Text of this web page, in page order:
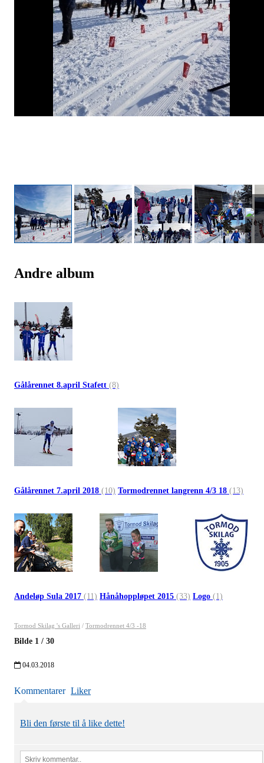
Andre album
Gålårennet 8.april Stafett (8)
Gålårennet 7.april 2018 (10) Tormodrennet langrenn 4/3 18 (13)
Andeløp Sula 2017 (11) Hånåhoppløpet 2015 (33) Logo (1)
Tormod Skilag 's Galleri / Tormodrennet 4/3 -18
Bilde 1 / 30
04.03.2018
Kommentarer Liker
Bli den første til å like dette!